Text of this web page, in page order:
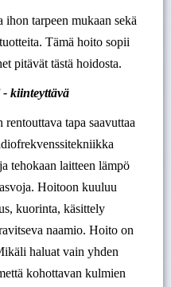
ihon tarpeen mukaan sekä
Tämä hoito sopii
pitävät tästä hoidosta.
- kiinteyttävä
tapa saavuttaa
tehokaan laitteen lämpö
Hoitoon kuuluu
kuorinta, käsittely
naamio. Hoito on
haluat vain yhden
kohottavan kulmien